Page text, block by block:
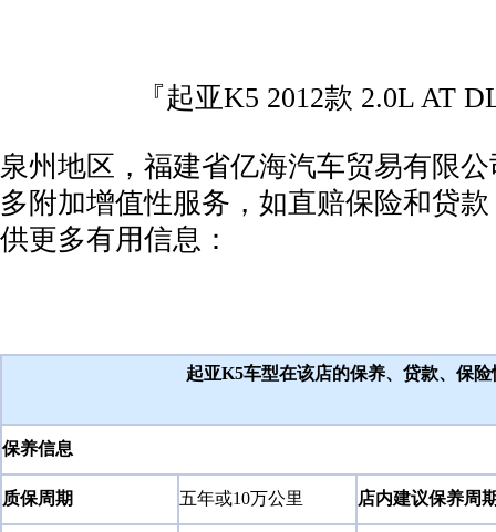
『起亚K5 2012款 2.0L AT
泉州地区，福建省亿海汽车贸易有限
多附加增值性服务，如直赔保险和贷
供更多有用信息：
起亚K5车型在该店的保养、贷款、保险
保养信息
质保周期 五年或10万公里 店内建议保养周